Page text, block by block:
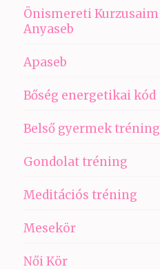
Önismereti Kurzusaim
Anyaseb
Apaseb
Bőség energetikai kód
Belső gyermek tréning
Gondolat tréning
Meditációs tréning
Mesekör
Női Kör